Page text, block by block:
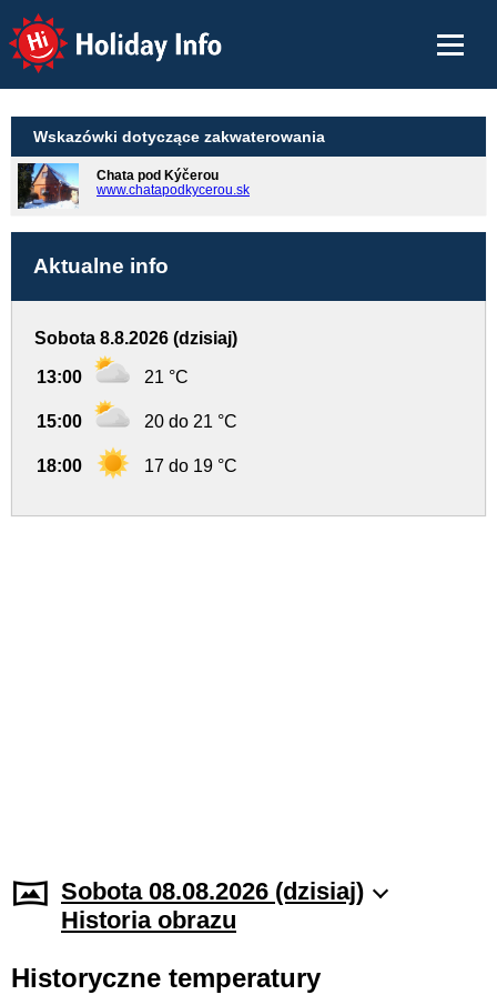
Holiday Info
Wskazówki dotyczące zakwaterowania
Chata pod Kýčerou
www.chatapodkycerou.sk
Aktualne info
Sobota 8.8.2026 (dzisiaj)
13:00 21 °C
15:00 20 do 21 °C
18:00 17 do 19 °C
Sobota 08.08.2026 (dzisiaj)
Historia obrazu
Historyczne temperatury